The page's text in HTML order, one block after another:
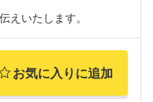
えいたします。
お気に入りに追加